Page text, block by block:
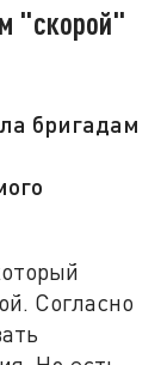
"скорой"
бригадам
Согласно